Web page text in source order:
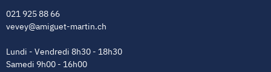
021 925 88 66
vevey@amiguet-martin.ch
Lundi - Vendredi 8h30 - 18h30
Samedi 9h00 - 16h00